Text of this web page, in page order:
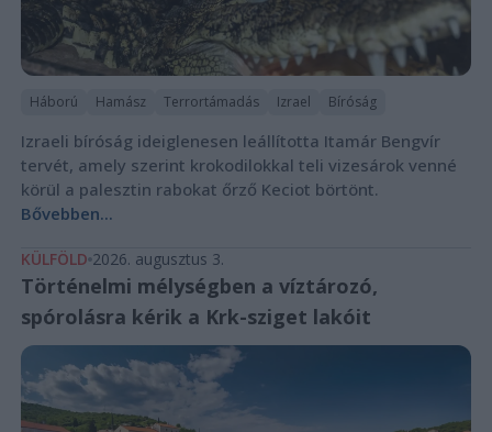
Háború Hamász Terrortámadás Izrael Bíróság
Izraeli bíróság ideiglenesen leállította Itamár Bengvír
tervét, amely szerint krokodilokkal teli vizesárok venné
körül a palesztin rabokat őrző Keciot börtönt.
Bővebben...
KÜLFÖLD 2026. augusztus 3.
Történelmi mélységben a víztározó,
spórolásra kérik a Krk-sziget lakóit